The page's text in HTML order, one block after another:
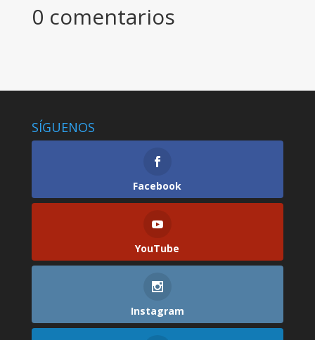
0 comentarios
SÍGUENOS
Facebook
YouTube
Instagram